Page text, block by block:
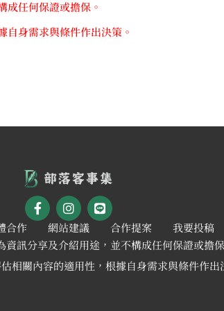
成任何保證或擔保。
自身需求與條件作出決策。
合作 網站建議 合作提案
我要投稿
資訊分享及介紹用途，並不構成任何保證或擔保
相關內容的適用性，根據自身需求與條件作出